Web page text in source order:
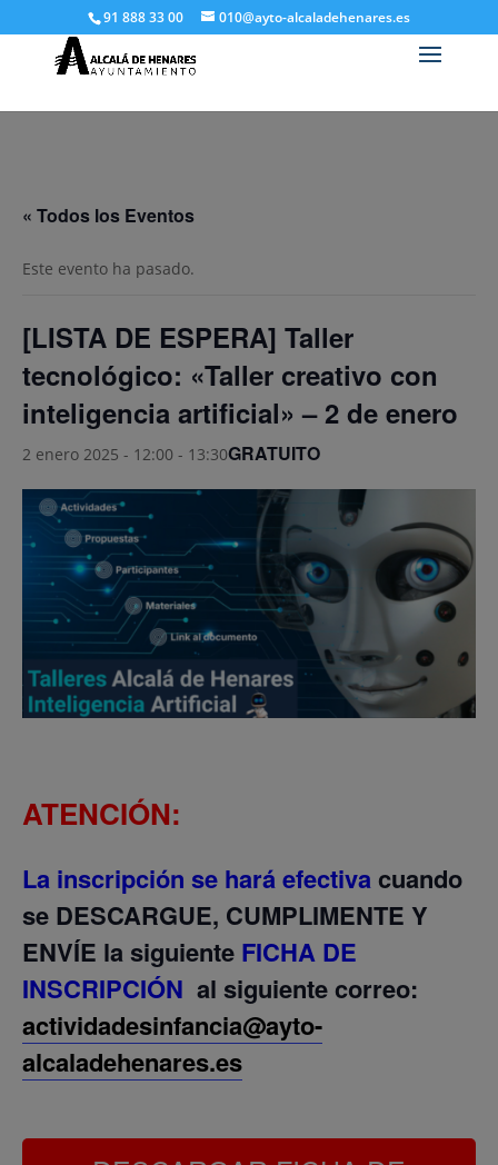
91 888 33 00 010@ayto-alcaladehenares.es
« Todos los Eventos
Este evento ha pasado.
[LISTA DE ESPERA] Taller
tecnológico: «Taller creativo con
inteligencia artificial» – 2 de enero
2 enero 2025 - 12:00 - 13:30GRATUITO
ATENCIÓN:
La inscripción se hará efectivacuando
se DESCARGUE, CUMPLIMENTE Y
ENVÍE la siguiente FICHA DE
INSCRIPCIÓN al siguiente correo:
actividadesinfancia@ayto-
alcaladehenares.es